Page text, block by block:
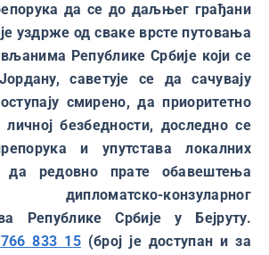
да се до даљњег грађани
уздрже од сваке врсте путовања
Републике Србије који се
саветује се да сачувају
смирено, да приоритетно
безбедности, доследно се
и упутстава локалних
редовно прате обавештења
конзуларног
Републике Србије у Бејруту.
833 15(број је доступан и за